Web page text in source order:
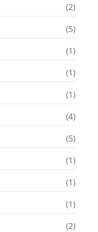
(2)
(5)
(1)
(1)
(1)
(4)
(5)
(1)
(1)
(1)
(2)